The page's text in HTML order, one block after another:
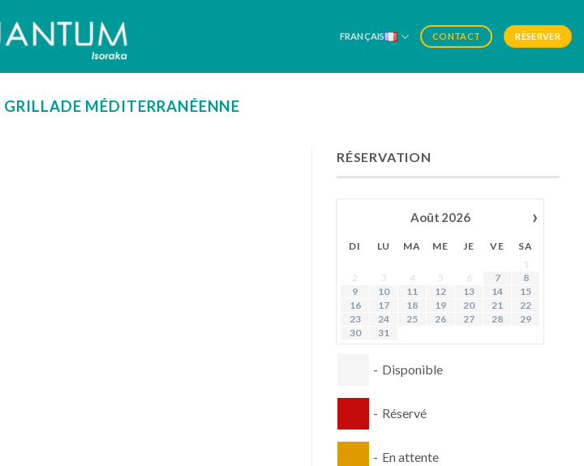
FRANÇAIS CONTACT RÉSERVER
GRILLADE MÉDITERRANÉENNE
RÉSERVATION
›
Août 2026
DI LU MA ME JE VE
SA
1
2
3 4 5 6 7
8
9
10 11 12 13 14
15
16
17 18 19 20 21
22
23
24 25 26 27 28
29
30
31
- Disponible
- Réservé
- En attente